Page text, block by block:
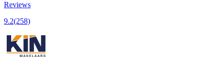
Reviews
9.2(258)